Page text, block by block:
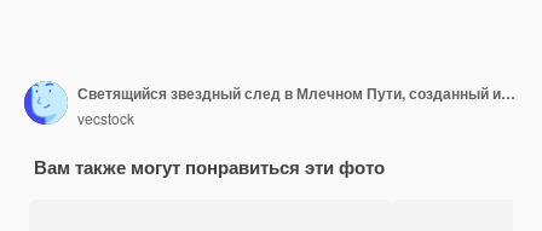
Светящийся звездный след в Млечном Пути, созданный искусственным интеллектом
vecstock
Вам также могут понравиться эти фото